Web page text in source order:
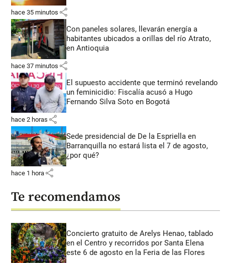
hace 35 minutos share
Con paneles solares, llevarán energía a
habitantes ubicados a orillas del río Atrato,
en Antioquia
hace 37 minutos share
El supuesto accidente que terminó revelando
un feminicidio: Fiscalía acusó a Hugo
Fernando Silva Soto en Bogotá
hace 2 horas share
Sede presidencial de De la Espriella en
Barranquilla no estará lista el 7 de agosto,
¿por qué?
hace 1 hora share
Te recomendamos
Concierto gratuito de Arelys Henao, tablado
en el Centro y recorridos por Santa Elena
este 6 de agosto en la Feria de las Flores